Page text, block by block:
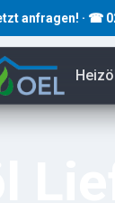
· ☎ 02191